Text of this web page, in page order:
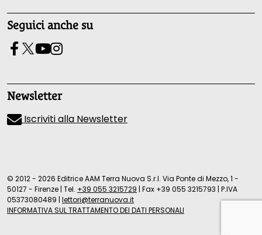
Seguici anche su
Newsletter
Iscriviti alla Newsletter
© 2012 - 2026 Editrice AAM Terra Nuova S.r.l. Via Ponte di Mezzo, 1 -
50127 - Firenze | Tel. +39 055 3215729 | Fax +39 055 3215793 | P.IVA
05373080489 | lettori@terranuova.it
INFORMATIVA SUL TRATTAMENTO DEI DATI PERSONALI